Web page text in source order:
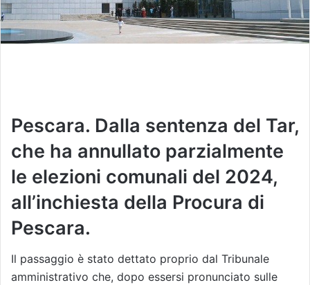
Pescara. Dalla sentenza del Tar,
che ha annullato parzialmente
le elezioni comunali del 2024,
all’inchiesta della Procura di
Pescara.
Il passaggio è stato dettato proprio dal Tribunale
amministrativo che, dopo essersi pronunciato sulle